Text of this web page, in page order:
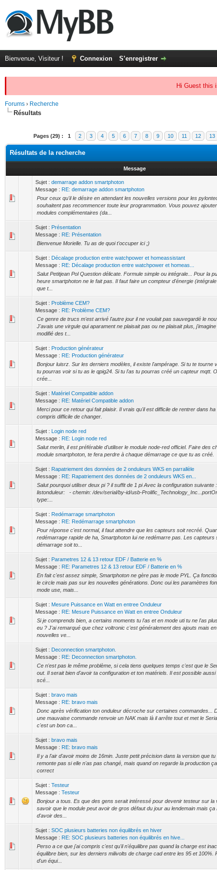
Bienvenue, Visiteur ! Connexion S’enregistrer
Hi Guest this
Forums › Recherche
Résultats
Pages (29) : 1 2 3 4 5 6 7 8 9 10 11 12 13
Résultats de la recherche
Message
Sujet : demarrage addon smartphoton
Message : RE: demarrage addon smartphoton
Pour ceux qu'il le désire en attendant les nouvelles versions pour les
souhaitent pas recommencer toute leur programmation. Vous pouvez
modules complémentaires (da...
Sujet : Présentation
Message : RE: Présentation
Bienvenue Morielle. Tu as de quoi t'occuper ici ;)
Sujet : Décalage production entre watchpower et homeassistant
Message : RE: Décalage production entre watchpower et homeas...
Salut Petitjean Pol Question délicate. Formule simple ou intégrale... Pour la
heure smartphoton ne le fait pas. Il faut faire un compteur d'énergie
que t...
Sujet : Problème CEM?
Message : RE: Problème CEM?
Ce genre de trucs m'est arrivé l'autre jour il ne voulait pas sauvegardé le
J'avais une virgule qui aparament ne plaisait pas ou ne plaisait plus,
modifié des t...
Sujet : Production générateur
Message : RE: Production générateur
Bonjour luisrz. Sur les derniers modèles, il existe l'ampérage. Si tu te tourne
tu pourras voir si tu as le qpig24. Si tu l'as tu pourras créé un capteur mqtt.
crée...
Sujet : Matériel Compatible addon
Message : RE: Matériel Compatible addon
Merci pour ce retour qui fait plaisir. Il vrais qu'il est difficile de rentrer dans ha
compris difficile de changer.
Sujet : Login node red
Message : RE: Login node red
Salut merlin, il est préférable d'utiliser le module node-red officiel. Faire des
module smartphoton, te fera perdre à chaque démarrage ce que tu as créé.
Sujet : Rapatriement des données de 2 onduleurs WKS en parrallèle
Message : RE: Rapatriement des données de 2 onduleurs WKS en...
Salut pourquoi utiliser deux pi ? il suffit de 1 pi Avec la configuration suivante
listonduleur: - chemin: /dev/serial/by-id/usb-
type:...
Sujet : Redémarrage smartphoton
Message : RE: Redémarrage smartphoton
Pour réponse c'est normal, il faut attendre que les capteurs soit recréé.
redémarrage rapide de ha, Smartphoton lui ne redémarre pas. Les capteurs
démarrage soit to...
Sujet : Parametres 12 & 13 retour EDF / Batterie en %
Message : RE: Parametres 12 & 13 retour EDF / Batterie en %
En fait c'est assez simple, Smartphoton ne gère pas le mode PYL. Ça
le circle mais pas sur les nouvelles générations. Donc oui les paramètres
mode use, mais...
Sujet : Mesure Puissance en Watt en entree Onduleur
Message : RE: Mesure Puissance en Watt en entree Onduleur
Si je comprends bien, a certains moments tu l'as et en mode uti tu ne l'as
eu ? J'ai remarqué que chez voltronic c'est généralement des ajouts mais
nouvelles ve...
Sujet : Deconnection smartphoton.
Message : RE: Deconnection smartphoton.
Ce n'est pas le même problème, si cela tiens quelques temps c'est que le
out. Il serait bien d'avoir ta configuration et ton matériels. Il est possible
scé...
Sujet : bravo mais
Message : RE: bravo mais
Donc après vérification ton onduleur décroche sur certaines commandes...
une mauvaise commande renvoie un NAK mais là il arrête tout et met le
c'est un bon ca...
Sujet : bravo mais
Message : RE: bravo mais
Il y a l'air d'avoir moins de 16min. Juste petit précision dans la version que
remonte pas si elle n'as pas changé, mais quand on regarde la production
correct
Sujet : Testeur
Message : Testeur
Bonjour a tous. Es que des gens serait intéressé pour devenir testeur sur la
savoir que le module peut avoir de gros défaut du jour au lendemain mais ça
d'avoir des...
Sujet : SOC plusieurs batteries non équilibrés en hiver
Message : RE: SOC plusieurs batteries non équilibrés en hive...
Perso a ce que j'ai compris c'est qu'il n'équilibre pas quand la charge est
équilibre bien, sur les derniers milivolts de charge cad entre les 95 et 100%.
d'un équi...